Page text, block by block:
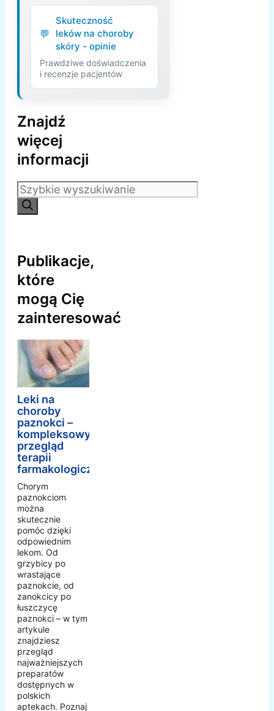
Skuteczność
leków na choroby
skóry - opinie
Prawdziwe doświadczenia
i recenzje pacjentów
Znajdź
więcej
informacji
Szukaj:
Publikacje,
które
mogą Cię
zainteresować
Leki na
choroby
paznokci –
kompleksowy
przegląd
terapii
farmakologicznej
Chorym
paznokciom
można
skutecznie
pomóc dzięki
odpowiednim
lekom. Od
grzybicy po
wrastające
paznokcie, od
zanokcicy po
łuszczycę
paznokci – w tym
artykule
znajdziesz
przegląd
najważniejszych
preparatów
dostępnych w
polskich
aptekach. Poznaj